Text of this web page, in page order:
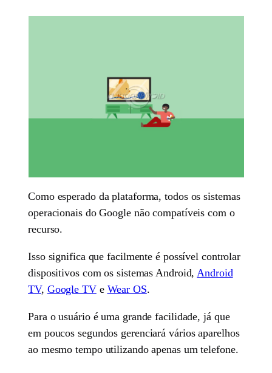
Como esperado da plataforma, todos os sistemas
operacionais do Google não compatíveis com o
recurso.
Isso significa que facilmente é possível controlar
dispositivos com os sistemas Android, Android
TV, Google TVe Wear OS.
Para o usuário é uma grande facilidade, já que
em poucos segundos gerenciará vários aparelhos
ao mesmo tempo utilizando apenas um telefone.